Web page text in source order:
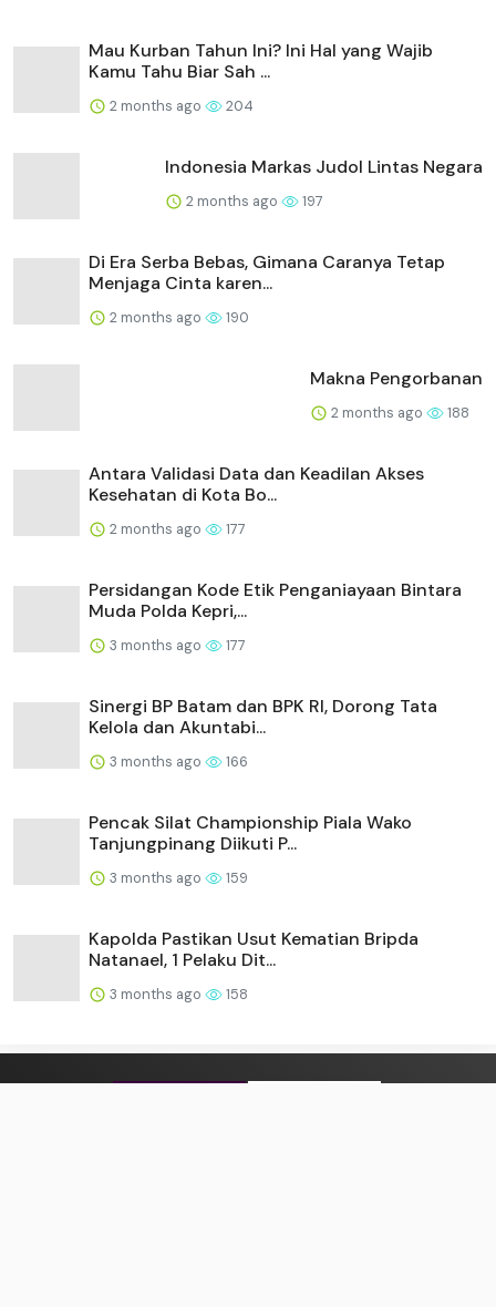
Mau Kurban Tahun Ini? Ini Hal yang Wajib
Kamu Tahu Biar Sah ...
2 months ago 204
Indonesia Markas Judol Lintas Negara
2 months ago 197
Di Era Serba Bebas, Gimana Caranya Tetap
Menjaga Cinta karen...
2 months ago 190
Makna Pengorbanan
2 months ago 188
Antara Validasi Data dan Keadilan Akses
Kesehatan di Kota Bo...
2 months ago 177
Persidangan Kode Etik Penganiayaan Bintara
Muda Polda Kepri,...
3 months ago 177
Sinergi BP Batam dan BPK RI, Dorong Tata
Kelola dan Akuntabi...
3 months ago 166
Pencak Silat Championship Piala Wako
Tanjungpinang Diikuti P...
3 months ago 159
Kapolda Pastikan Usut Kematian Bripda
Natanael, 1 Pelaku Dit...
3 months ago 158